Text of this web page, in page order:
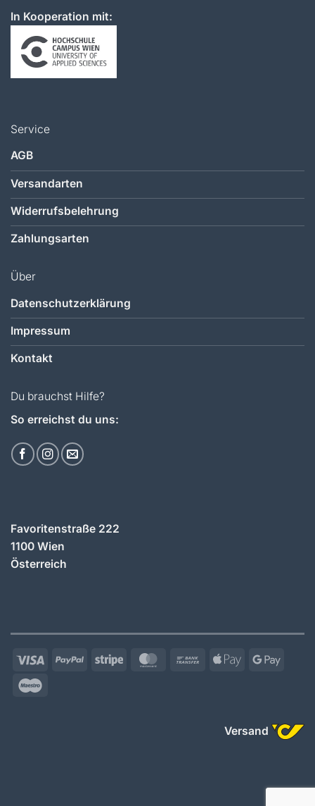
In Kooperation mit:
Service
AGB
Versandarten
Widerrufsbelehrung
Zahlungsarten
Über
Datenschutzerklärung
Impressum
Kontakt
Du brauchst Hilfe?
So erreichst du uns:
Favoritenstraße 222
1100 Wien
Österreich
Visa PayPal Stripe MasterCard
Bank
Apple
Versand